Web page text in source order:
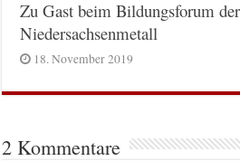
Zu Gast beim Bildungsforum
Niedersachsenmetall
18. November 2019
2 Kommentare